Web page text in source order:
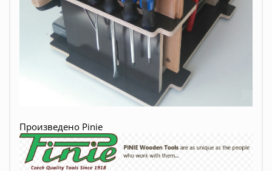
Произведено Pinie